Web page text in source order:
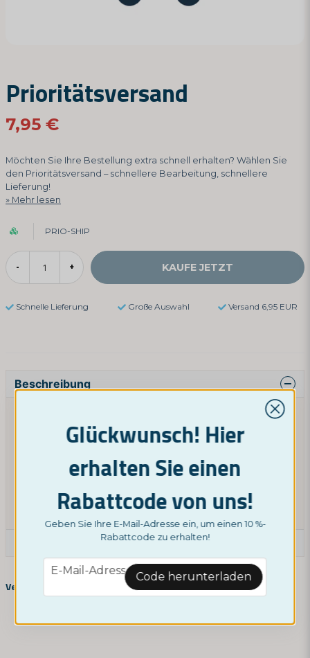
Prioritätsversand
7,95 €
Möchten Sie Ihre Bestellung extra schnell erhalten? Wählen Sie
den Prioritätsversand – schnellere Bearbeitung, schnellere
Lieferung!
Mehr lesen
PRIO-SHIP
- + KAUFE JETZT
Schnelle Lieferung Große Auswahl Versand 6,95 EUR
Beschreibung
Prioritätsversand bedeutet, dass Ihre Bestellung vor
anderen Bestellungen bearbeitet wird. Mit diesem
Service wird Ihre Bestellung ganz oben in der
Warteschlange platziert und so schnell wie möglich
verpackt und versendet.
Priority-Versand ist bei Rückgabe/Stornierung nicht
erstattungsfähig.
Eine Produktfrage stellen
question
Fragen Sie uns etwas über dieses Produkt ...
Verwandte Kategorien
Glückwunsch! Hier
erhalten Sie einen
Rabattcode von uns!
Geben Sie Ihre E-Mail-Adresse ein, um einen 10 %-
Rabattcode zu erhalten!
email
E-Mail-Adresse Code herunterladen